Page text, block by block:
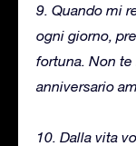
9. Quando mi
ogni giorno,
fortuna. Non te
anniversario
10. Dalla vita